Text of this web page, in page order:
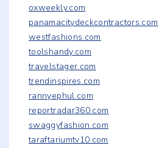
oxweekly.com
panamacitydeckcontractors.com
westfashions.com
toolshandy.com
travelstager.com
trendinspires.com
rannyephul.com
reportradar360.com
swaggyfashion.com
taraftariumtv10.com